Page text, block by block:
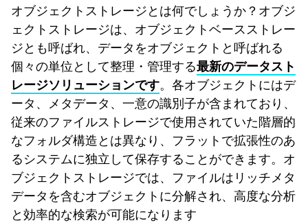
オブジェクトストレージとは何でしょうか？オブジ
ェクトストレージは、オブジェクトベースストレー
ジとも呼ばれ、データをオブジェクトと呼ばれる
個々の単位として整理・管理する最新のデータスト
レージソリューションです。各オブジェクトにはデ
ータ、メタデータ、一意の識別子が含まれており、
従来のファイルストレージで使用されていた階層的
なフォルダ構造とは異なり、フラットで拡張性のあ
るシステムに独立して保存することができます。オ
ブジェクトストレージでは、ファイルはリッチメタ
データを含むオブジェクトに分解され、高度な分析
と効率的な検索が可能になります